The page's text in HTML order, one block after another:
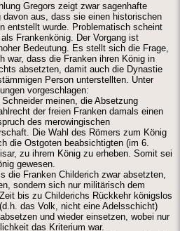
Gregors zeigt zwar sagenhafte
aus, dass sie einen historischen
entstellt wurde. Problematisch scheint
Frankenkönig. Der Vorgang ist
Bedeutung. Es stellt sich die Frage,
war, dass die Franken ihren König in
absetzten, damit auch die Dynastie
Person unterstellten. Unter
vorgeschlagen:
meinen, die Absetzung
der freien Franken damals einen
des merowingischen
Die Wahl des Römers zum König
die Ostgoten beabsichtigten (im 6.
zu ihrem König zu erheben. Somit sei
gewesen.
die Franken Childerich zwar absetzten,
sondern sich nur militärisch dem
bis zu Childerichs Rückkehr königslos
das Volk, nicht eine Adelsschicht)
und wieder einsetzen, wobei nur
das Kriterium war.